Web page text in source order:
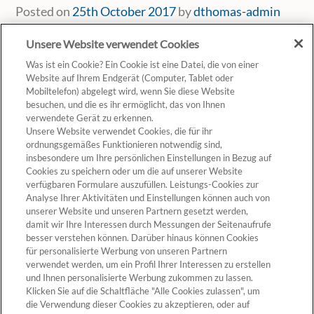
Posted on 25th October 2017bydthomas-admin
Cookie-Einstellungen
Unsere Website verwendet Cookies
Was ist ein Cookie? Ein Cookie ist eine Datei, die von einer
Website auf Ihrem Endgerät (Computer, Tablet oder
Mobiltelefon) abgelegt wird, wenn Sie diese Website
besuchen, und die es ihr ermöglicht, das von Ihnen
verwendete Gerät zu erkennen.
Unsere Website verwendet Cookies, die für ihr
ordnungsgemäßes Funktionieren notwendig sind,
insbesondere um Ihre persönlichen Einstellungen in Bezug auf
Cookies zu speichern oder um die auf unserer Website
verfügbaren Formulare auszufüllen. Leistungs-Cookies zur
Analyse Ihrer Aktivitäten und Einstellungen können auch von
unserer Website und unseren Partnern gesetzt werden,
damit wir Ihre Interessen durch Messungen der Seitenaufrufe
besser verstehen können. Darüber hinaus können Cookies
für personalisierte Werbung von unseren Partnern
verwendet werden, um ein Profil Ihrer Interessen zu erstellen
und Ihnen personalisierte Werbung zukommen zu lassen.
Klicken Sie auf die Schaltfläche "Alle Cookies zulassen", um
die Verwendung dieser Cookies zu akzeptieren, oder auf